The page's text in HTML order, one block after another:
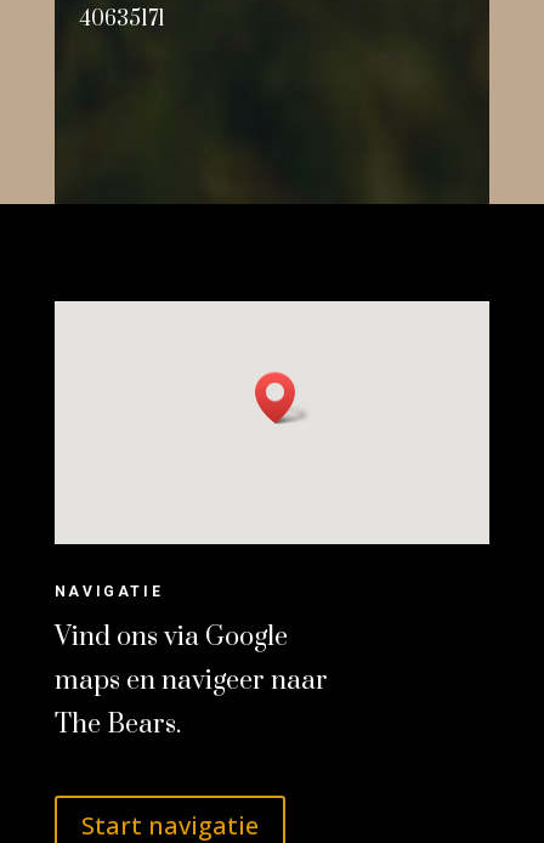
40635171
NAVIGATIE
Vind ons via Google
maps en navigeer naar
The Bears.
Start navigatie